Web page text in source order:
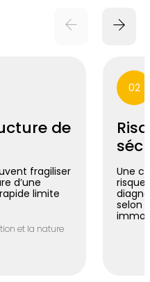
de
fragiliser
d’une
limite
et la nature
02
Une
risque
selon